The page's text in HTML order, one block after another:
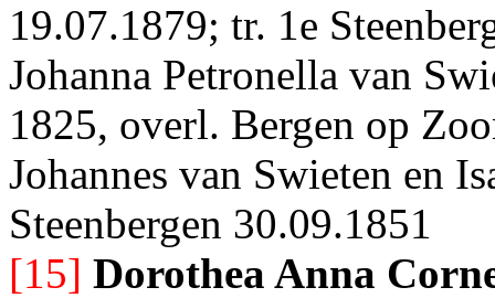
19.07.1879; tr. 1e
Johanna Petronella van
1825, overl. Bergen op
Johannes van Swieten en
Steenbergen 30.09.1851
[15] Dorothea Anna